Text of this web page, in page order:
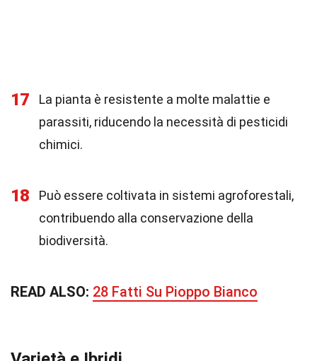
17
La pianta è resistente a molte malattie e
parassiti, riducendo la necessità di pesticidi
chimici.
18
Può essere coltivata in sistemi agroforestali,
contribuendo alla conservazione della
biodiversità.
READ ALSO: 28 Fatti Su Pioppo Bianco